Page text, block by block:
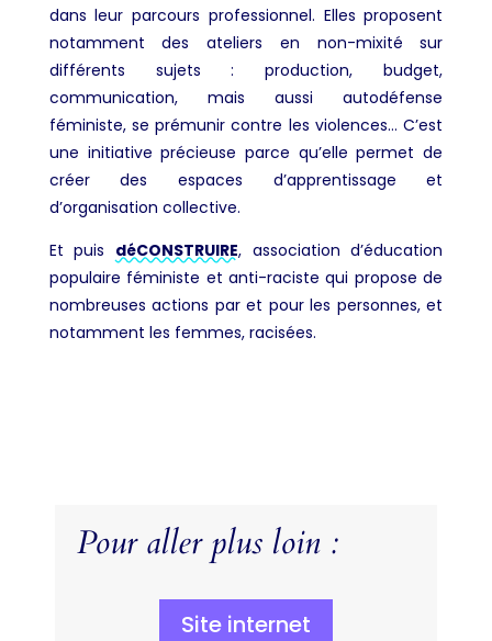
dans leur parcours professionnel. Elles proposent
notamment des ateliers en non-mixité sur
différents sujets : production, budget,
communication, mais aussi autodéfense
féministe, se prémunir contre les violences… C’est
une initiative précieuse parce qu’elle permet de
créer des espaces d’apprentissage et
d’organisation collective.
Et puis déCONSTRUIRE, association d’éducation
populaire féministe et anti-raciste qui propose de
nombreuses actions par et pour les personnes, et
notamment les femmes, racisées.
Pour aller plus loin :
Site internet